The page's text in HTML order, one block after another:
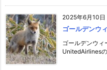
2025年6月10日
ゴールデンウ
ゴールデンウィ
UnitedAirlines